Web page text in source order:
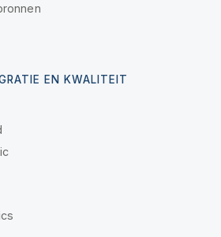
EN KWALITEIT